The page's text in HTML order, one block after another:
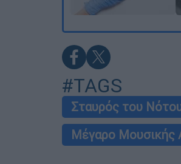
#TAGS
Σταυρός του
Μέγαρο Μουσικής